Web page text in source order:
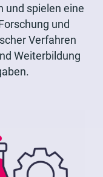
und spielen eine
und
Verfahren
Weiterbildung